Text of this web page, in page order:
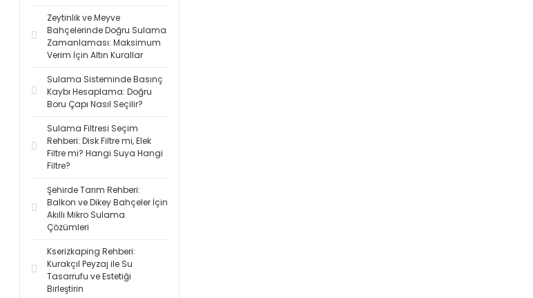
Zeytinlik ve Meyve
Bahçelerinde Doğru Sulama
Zamanlaması: Maksimum
Verim İçin Altın Kurallar
Sulama Sisteminde Basınç
Kaybı Hesaplama: Doğru
Boru Çapı Nasıl Seçilir?
Sulama Filtresi Seçim
Rehberi: Disk Filtre mi, Elek
Filtre mi? Hangi Suya Hangi
Filtre?
Şehirde Tarım Rehberi:
Balkon ve Dikey Bahçeler İçin
Akıllı Mikro Sulama
Çözümleri
Kserizkaping Rehberi:
Kurakçıl Peyzaj ile Su
Tasarrufu ve Estetiği
Birleştirin